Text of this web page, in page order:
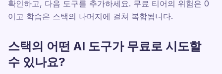
확인하고, 다음 도구를 추가하세요. 무료 티어의 위험은 0
이고 학습은 스택의 나머지에 걸쳐 복합됩니다.
스택의 어떤 AI 도구가 무료로 시도할
수 있나요?